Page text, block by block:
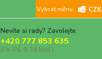
Nevíte si rady? Zavolejte.
+420 777 853 635
(Po-Pá, 9-18 hod.)